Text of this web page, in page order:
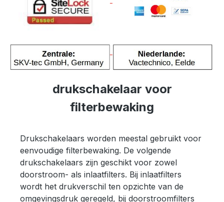
drukschakelaar voor
filterbewaking
Drukschakelaars worden meestal gebruikt voor
eenvoudige filterbewaking. De volgende
drukschakelaars zijn geschikt voor zowel
doorstroom- als inlaatfilters. Bij inlaatfilters
wordt het drukverschil ten opzichte van de
omgevingsdruk geregeld, bij doorstroomfilters